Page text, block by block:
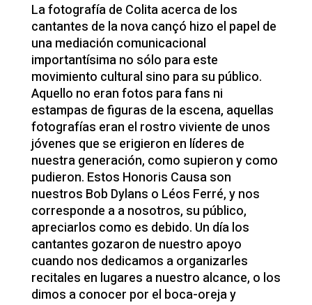
La fotografía de Colita acerca de los
cantantes de la nova cançó hizo el papel de
una mediación comunicacional
importantísima no sólo para este
movimiento cultural sino para su público.
Aquello no eran fotos para fans ni
estampas de figuras de la escena, aquellas
fotografías eran el rostro viviente de unos
jóvenes que se erigieron en líderes de
nuestra generación, como supieron y como
pudieron. Estos Honoris Causa son
nuestros Bob Dylans o Léos Ferré, y nos
corresponde a a nosotros, su público,
apreciarlos como es debido. Un día los
cantantes gozaron de nuestro apoyo
cuando nos dedicamos a organizarles
recitales en lugares a nuestro alcance, o los
dimos a conocer por el boca-oreja y